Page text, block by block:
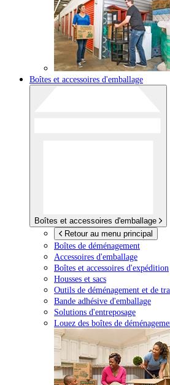
Boîtes et accessoires d'emballage
Boîtes et accessoires d'emballage
Retour au menu principal
Boîtes de déménagement
Accessoires d'emballage
Boîtes et accessoires d'expédition
Housses et sacs
Outils de déménagement et de
Bande adhésive d'emballage
Solutions d'entreposage
Louez des boîtes de